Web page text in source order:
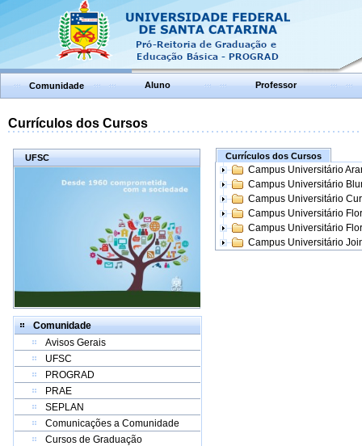
Comunidade Aluno Professor
Currículos dos Cursos
UFSC
Comunidade
Avisos Gerais
UFSC
PROGRAD
PRAE
SEPLAN
Comunicações a Comunidade
Cursos de Graduação
Currículos dos Cursos
Campus Universitário
Campus Universitário
Campus Universitário
Campus Universitário
Campus Universitário
Campus Universitário